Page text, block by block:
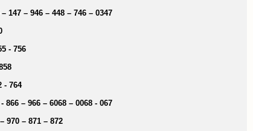
147 – 946 – 448 – 746 – 0347
- 756
- 764
866 – 966 – 6068 – 0068 - 067
970 – 871 – 872